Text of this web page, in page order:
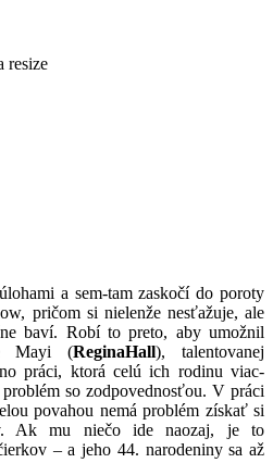
a sem-tam zaskočí do poroty
pričom si nielenže nesťažuje, ale
baví. Robí to preto, aby umožnil
Mayi (ReginaHall), talentovanej
práci, ktorá celú ich rodinu viac-
so zodpovednosťou. V práci
povahou nemá problém získať si
Ak mu niečo ide naozaj, je to
– a jeho 44. narodeniny sa až